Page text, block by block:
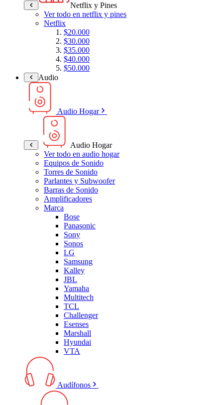
Netflix y Pines
Ver todo en netflix y pines
Netflix
$20.000
$30.000
$35.000
$40.000
$50.000
Audio
Audio Hogar
Audio Hogar
Ver todo en audio hogar
Equipos de Sonido
Torres de Sonido
Parlantes y Subwoofer
Barras de Sonido
Amplificadores
Marca
Bose
Panasonic
Sony
Sonos
LG
Samsung
Kalley
JBL
Yamaha
Multitech
TCL
Challenger
Esenses
Marshall
Hyundai
VTA
Audífonos